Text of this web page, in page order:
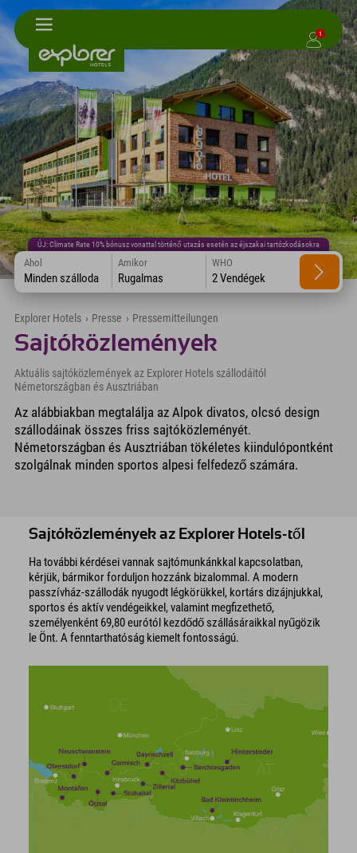
1
ÚJ: Climate Rate 10% bónusz vonattal történő utazás esetén az éjszakai tartózkodásokra
Ahol
Minden szálloda
Amikor
Rugalmas
WHO
2 Vendégek
Explorer Hotels › Presse › Pressemitteilungen
Sajtóközlemények
Aktuális sajtóközlemények az Explorer Hotels szállodáitól
Németországban és Ausztriában
Az alábbiakban megtalálja az Alpok divatos, olcsó design
szállodáinak összes friss sajtóközleményét.
Németországban és Ausztriában tökéletes kiindulópontként
szolgálnak minden sportos alpesi felfedező számára.
Sajtóközlemények az Explorer Hotels-től
Ha további kérdései vannak sajtómunkánkkal kapcsolatban,
kérjük, bármikor forduljon hozzánk bizalommal. A modern
passzívház-szállodák nyugodt légkörükkel, kortárs dizájnjukkal,
sportos és aktív vendégeikkel, valamint megfizethető,
személyenként 69,80 eurótól kezdődő szállásáraikkal nyűgözik
le Önt. A fenntarthatóság kiemelt fontosságú.